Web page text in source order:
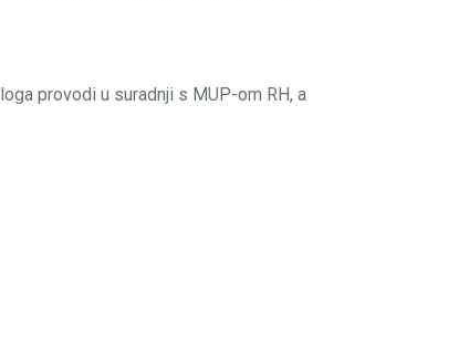
provodi u suradnji s MUP-om RH, a